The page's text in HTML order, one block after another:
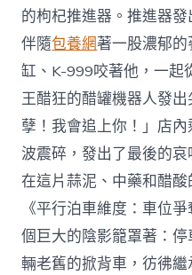
的枸杞推進器。推進器
伴隨包養網著一股濃郁
缸、K-999咬著他，一起
王醋狂的醋罐機器人發
孽！我會追上你！」店
波震碎，發出了最後的
在這片蒜泥、中藥和醋
《平行泊車維度：車位
個巨大的陰影籠罩著：
輛老舊的掀背車，彷彿